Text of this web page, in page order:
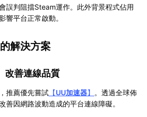
誤判阻擋Steam運作。此外背景程式佔用
響平台正常啟動。
解決方案
改善連線品質
推薦優先嘗試 【UU加速器】
。透過全球佈
善因網路波動造成的平台連線障礙。